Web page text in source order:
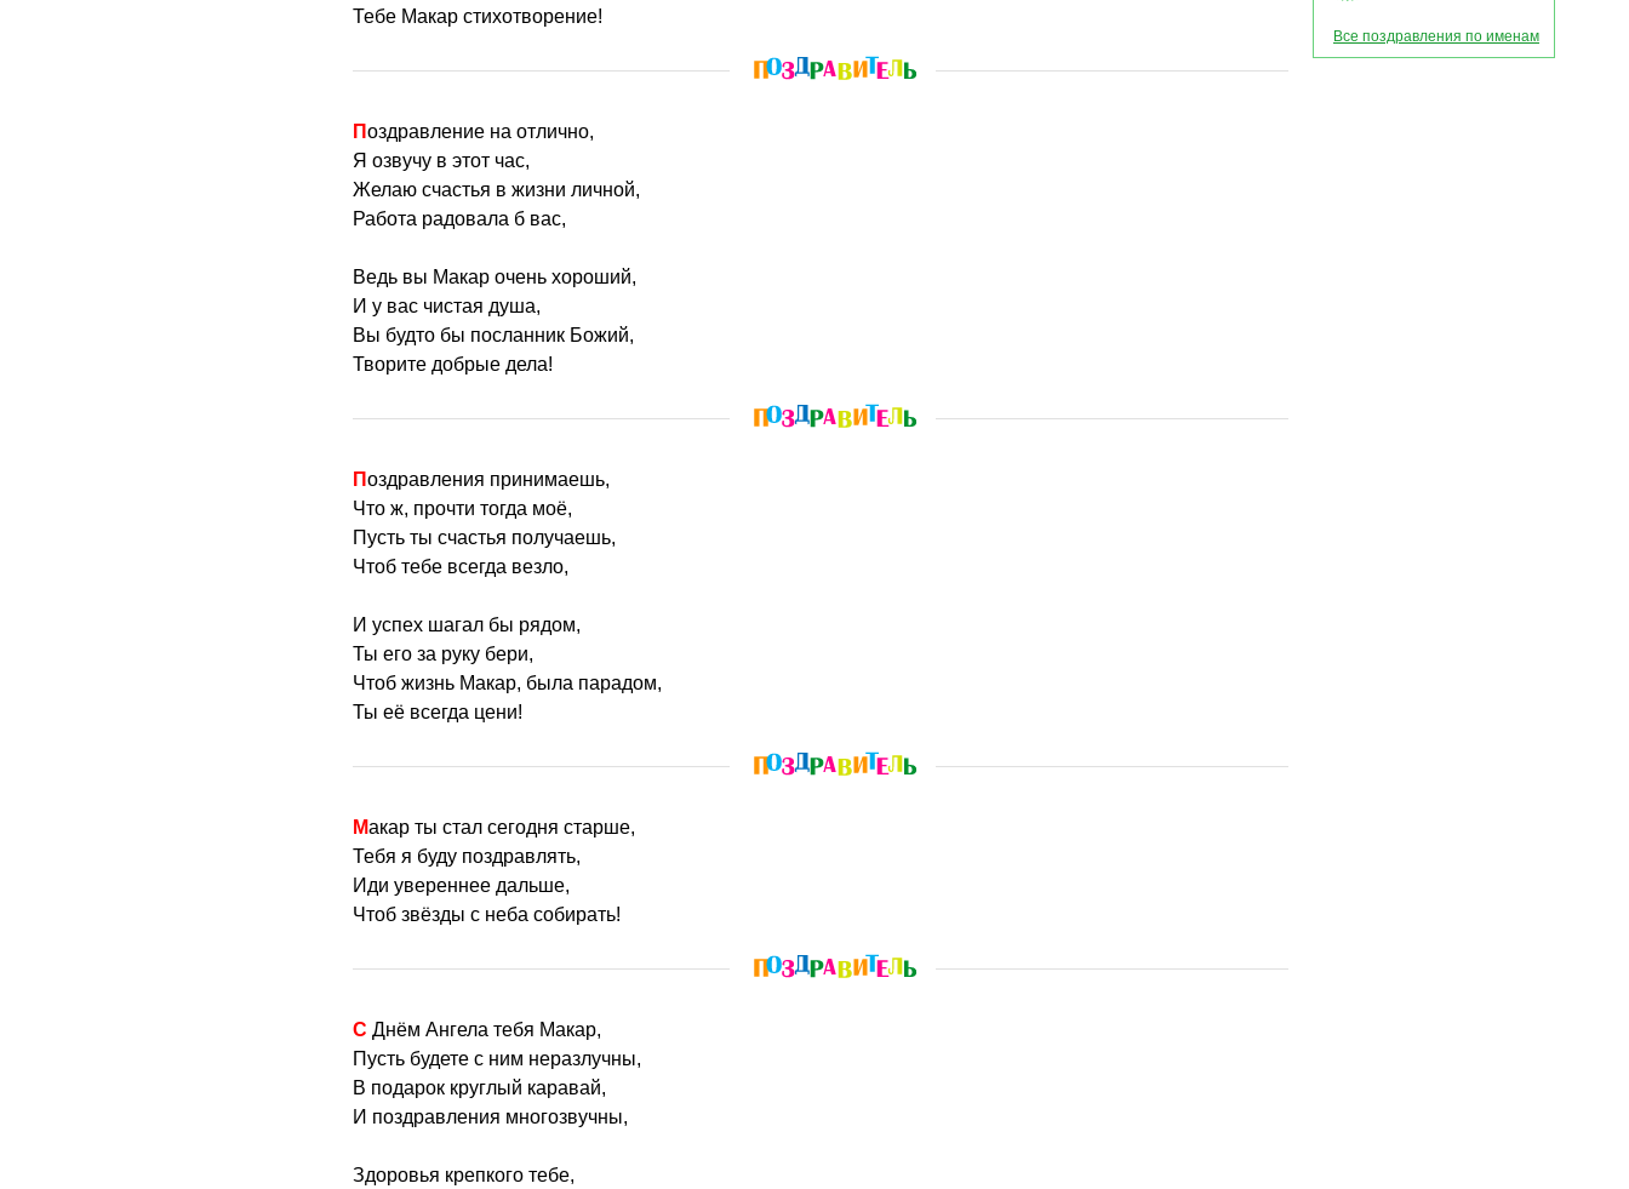
Тебе Макар стихотворение!
Поздравление на отлично,
Я озвучу в этот час,
Желаю счастья в жизни личной,
Работа радовала б вас,
Ведь вы Макар очень хороший,
И у вас чистая душа,
Вы будто бы посланник Божий,
Творите добрые дела!
Поздравления принимаешь,
Что ж, прочти тогда моё,
Пусть ты счастья получаешь,
Чтоб тебе всегда везло,
И успех шагал бы рядом,
Ты его за руку бери,
Чтоб жизнь Макар, была парадом,
Ты её всегда цени!
Макар ты стал сегодня старше,
Тебя я буду поздравлять,
Иди увереннее дальше,
Чтоб звёзды с неба собирать!
С Днём Ангела тебя Макар,
Пусть будете с ним неразлучны,
В подарок круглый каравай,
И поздравления многозвучны,
Здоровья крепкого тебе,
Все поздравления по именам